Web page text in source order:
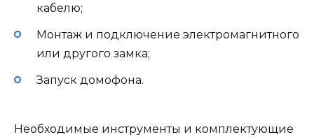
кабелю;
Монтаж и подключение электромагнитного
или другого замка;
Запуск домофона.
Необходимые инструменты и комплектующие